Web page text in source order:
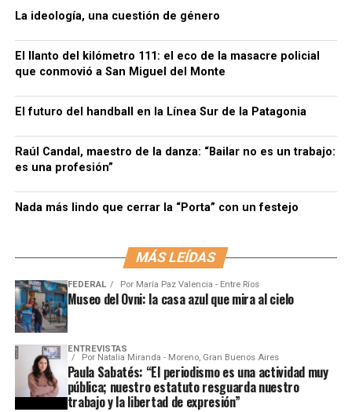
La ideología, una cuestión de género
El llanto del kilómetro 111: el eco de la masacre policial
que conmovió a San Miguel del Monte
El futuro del handball en la Línea Sur de la Patagonia
Raúl Candal, maestro de la danza: “Bailar no es un trabajo:
es una profesión”
Nada más lindo que cerrar la “Porta” con un festejo
MÁS LEÍDAS
FEDERAL Por María Paz Valencia - Entre Ríos
Museo del Ovni: la casa azul que mira al cielo
ENTREVISTAS
Por Natalia Miranda - Moreno, Gran Buenos Aires
Paula Sabatés: “El periodismo es una actividad muy
pública; nuestro estatuto resguarda nuestro
trabajo y la libertad de expresión”